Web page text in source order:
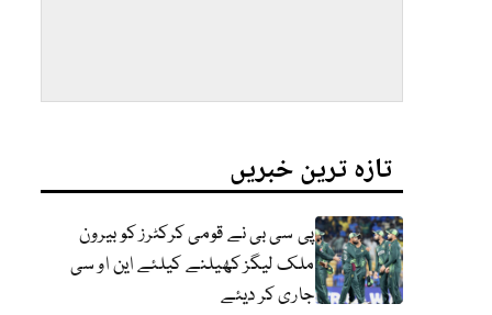
تازہ ترین خبریں
پی سی بی نے قومی کرکٹرز کو بیرون
ملک لیگز کھیلنے کیلئے این او سی
جاری کر دیئے